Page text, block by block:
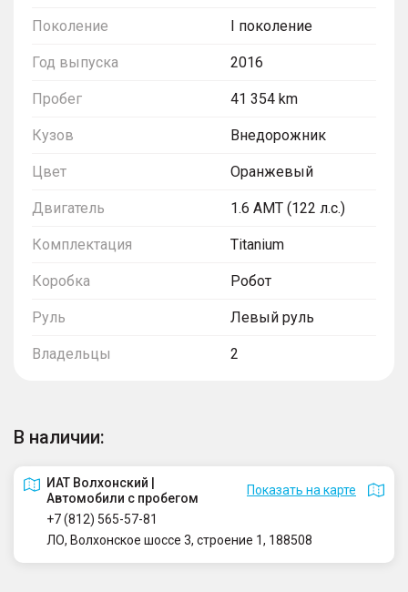
Поколение I поколение
Год выпуска 2016
Пробег 41 354 km
Кузов Внедорожник
Цвет Оранжевый
Двигатель 1.6 AMT (122 л.с.)
Комплектация Titanium
Коробка Робот
Руль Левый руль
Владельцы 2
В наличии:
ИАТ Волхонский |
Автомобили с пробегом
Показать на карте
+7 (812) 565-57-81
ЛО, Волхонское шоссе 3, строение 1, 188508